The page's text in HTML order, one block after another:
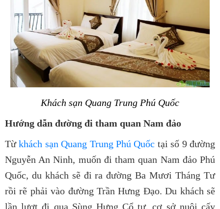
Khách sạn Quang Trung Phú Quốc
Hướng dẫn đường đi tham quan Nam đảo
Từkhách sạn Quang Trung Phú Quốc tại số 9 đường
Nguyễn An Ninh, muốn đi tham quan Nam đảo Phú
Quốc, du khách sẽ đi ra đường Ba Mươi Tháng Tư
rồi rẽ phải vào đường Trần Hưng Đạo. Du khách sẽ
lần lượt đi qua Sùng Hưng Cổ tự, cơ sở nuôi cấy